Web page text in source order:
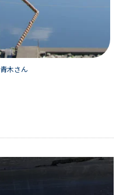
青木さん